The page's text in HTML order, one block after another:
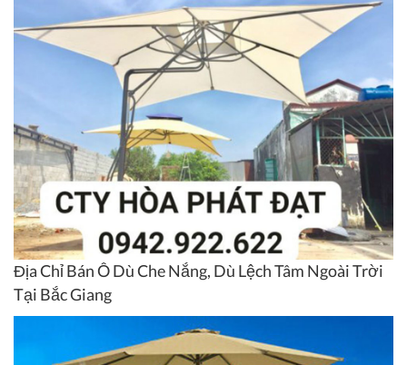
Địa Chỉ Bán Ô Dù Che Nắng, Dù Lệch Tâm Ngoài Trời
Tại Bắc Giang